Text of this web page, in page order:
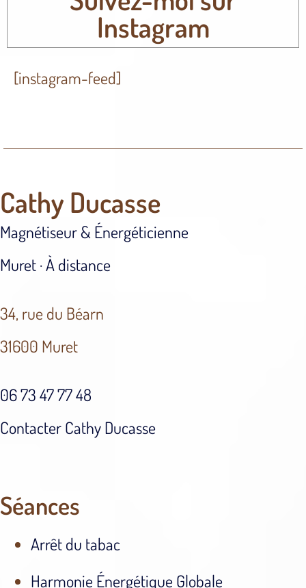
Instagram
[instagram-feed]
Cathy Ducasse
Magnétiseur & Énergéticienne
Muret · À distance
34, rue du Béarn
31600 Muret
06 73 47 77 48
Contacter Cathy Ducasse
Séances
Arrêt du tabac
Harmonie Énergétique Globale